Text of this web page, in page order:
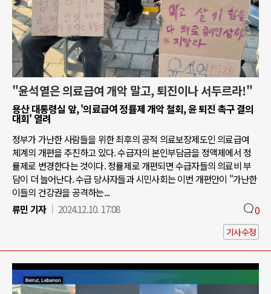
"윤석열은 의료급여 개악 말고, 퇴진이나 서두르라!"
용산 대통령실 앞, '의료급여 정률제 개악 철회, 윤 퇴진 촉구 결의
대회' 열려
정부가 가난한 사람들을 위한 최후의 공적 의료보장제도인 의료급여
체계의 개편을 추진하고 있다. 수급자의 본인부담금을 정액제에서 정
률제로 변경한다는 것이다. 정률제로 개편되면 수급자들의 의료비 부
담이 더 늘어난다. 수급 당사자들과 시민사회는 이번 개편안이 "가난한
이들의 건강권을 공격하는...
류민 기자
2024.12.10. 17:08 0
기사수정